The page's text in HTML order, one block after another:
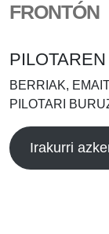
FRONTÓN
BERRIAK,
PILOTARI
Irakurri